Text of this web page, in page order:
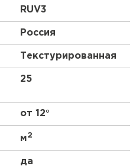
RUV3
Россия
Текстурированная
25
от 12°
м2
да